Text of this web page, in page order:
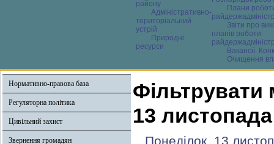
району
Адміністративно-
територіальний
устрій
Природні
ресурси
Плани
Звіти про
планів роботи
Вакансії.
Очищення
Нормативно-правова база
Регуляторна політика
Цивільний захист
Звернення громадян
Фільтрувати
13
Понеділок, 13